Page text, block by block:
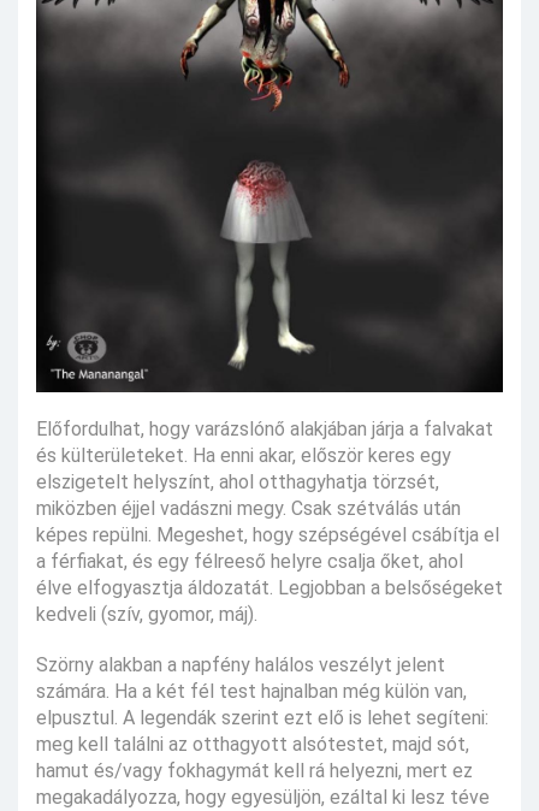
Előfordulhat, hogy varázslónő alakjában járja a falvakat
és külterületeket. Ha enni akar, először keres egy
elszigetelt helyszínt, ahol otthagyhatja törzsét,
miközben éjjel vadászni megy. Csak szétválás után
képes repülni. Megeshet, hogy szépségével csábítja el
a férfiakat, és egy félreeső helyre csalja őket, ahol
élve elfogyasztja áldozatát. Legjobban a belsőségeket
kedveli (szív, gyomor, máj).
Szörny alakban a napfény halálos veszélyt jelent
számára. Ha a két fél test hajnalban még külön van,
elpusztul. A legendák szerint ezt elő is lehet segíteni:
meg kell találni az otthagyott alsótestet, majd sót,
hamut és/vagy fokhagymát kell rá helyezni, mert ez
megakadályozza, hogy egyesüljön, ezáltal ki lesz téve